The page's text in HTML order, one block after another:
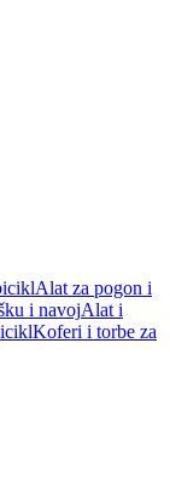
Alat za pogon i
i navojAlat i
Koferi i torbe za